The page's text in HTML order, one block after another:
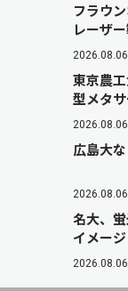
フラウ
レーザ
2026.08.06
東京農
型メタ
2026.08.06
広島大
2026.08.06
名大、
イメー
2026.08.06